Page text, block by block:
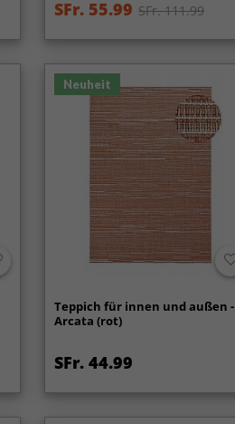
SFr. 55.99 SFr. 111.99
Neuheit
Teppich für innen und außen -
Arcata (rot)
SFr. 44.99